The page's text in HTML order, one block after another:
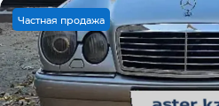
Частная продажа